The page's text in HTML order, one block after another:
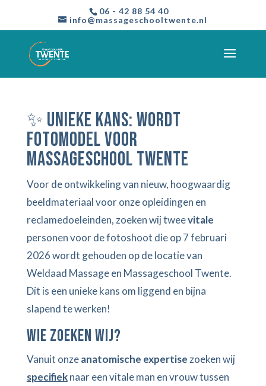
06 - 42 88 54 40
info@massageschooltwente.nl
✨ Unieke kans: Wordt
fotomodel voor
Massageschool Twente
Voor de ontwikkeling van nieuw, hoogwaardig
beeldmateriaal voor onze opleidingen en
reclamedoeleinden, zoeken wij tweevitale
personen voor de fotoshoot die op 7 februari
2026 wordt gehouden op de locatie van
Weldaad Massage en Massageschool Twente.
Dit is een unieke kans om liggend en bijna
slapend te werken!
Wie zoeken wij?
Vanuit onzeanatomische expertise zoeken wij
specifieknaar een vitale man en vrouw tussen